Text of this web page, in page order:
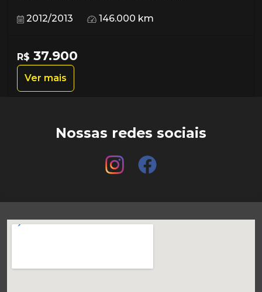
2012/2013 146.000 km
R$ 37.900
Ver mais
Nossas redes sociais